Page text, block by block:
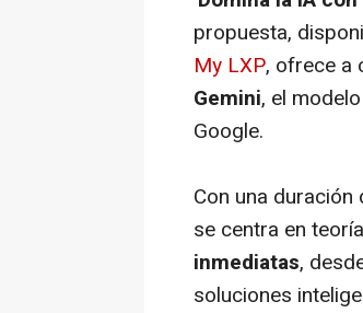
propuesta,
My LXP, ofrece a
Gemini, el
Google.
Con una
se centra en
inmediatas,
soluciones